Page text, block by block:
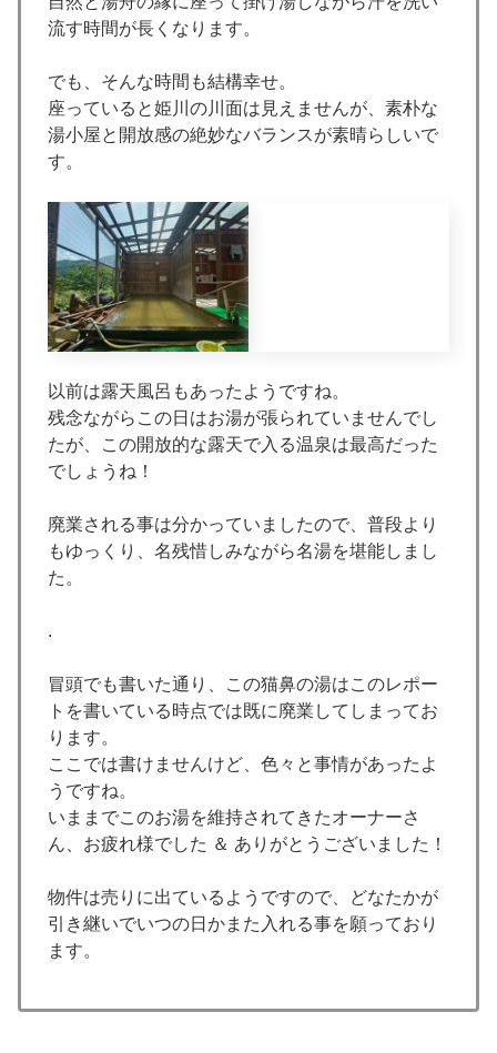
流す時間が長くなります。
でも、そんな時間も結構幸せ。
座っていると姫川の川面は見えませんが、素朴な
湯小屋と開放感の絶妙なバランスが素晴らしいで
す。
以前は露天風呂もあったようですね。
残念ながらこの日はお湯が張られていませんでし
たが、この開放的な露天で入る温泉は最高だった
でしょうね！
廃業される事は分かっていましたので、普段より
もゆっくり、名残惜しみながら名湯を堪能しまし
た。
.
冒頭でも書いた通り、この猫鼻の湯はこのレポー
トを書いている時点では既に廃業してしまってお
ります。
ここでは書けませんけど、色々と事情があったよ
うですね。
いままでこのお湯を維持されてきたオーナーさ
ん、お疲れ様でした ＆ ありがとうございました！
物件は売りに出ているようですので、どなたかが
引き継いでいつの日かまた入れる事を願っており
ます。